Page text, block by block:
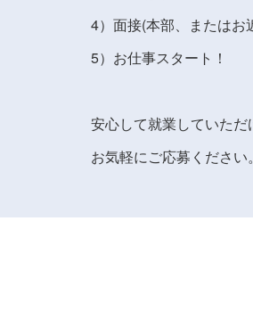
4）面接(本部、またはお
5）お仕事スタート！
安心して就業していただ
お気軽にご応募ください。